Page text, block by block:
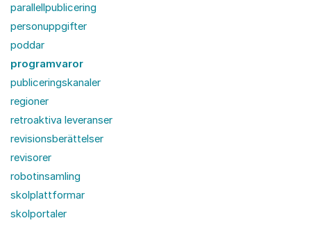
parallellpublicering
personuppgifter
poddar
programvaror
publiceringskanaler
regioner
retroaktiva leveranser
revisionsberättelser
revisorer
robotinsamling
skolplattformar
skolportaler